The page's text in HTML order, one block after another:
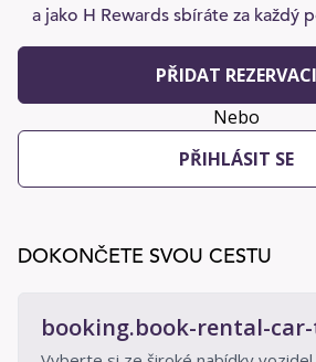
a jako H Rewards sbíráte za každý
PŘIDAT REZERVACI
Nebo
PŘIHLÁSIT SE
DOKONČETE SVOU CESTU
booking.book-rental-